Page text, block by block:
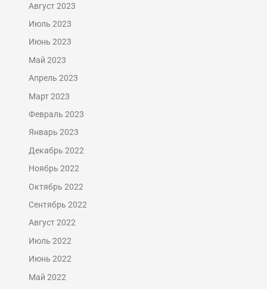
Август 2023
Июль 2023
Июнь 2023
Май 2023
Апрель 2023
Март 2023
Февраль 2023
Январь 2023
Декабрь 2022
Ноябрь 2022
Октябрь 2022
Сентябрь 2022
Август 2022
Июль 2022
Июнь 2022
Май 2022